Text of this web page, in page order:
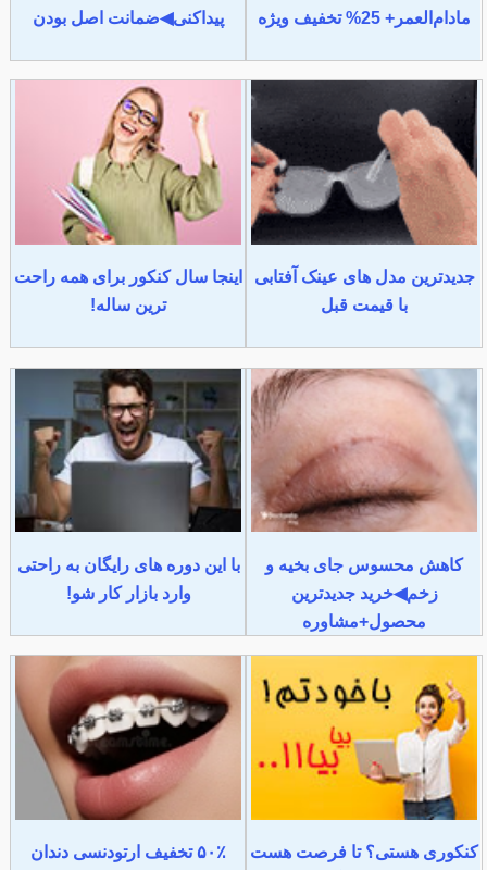
مادام‌العمر+ 25% تخفیف ویژه
پیداکنی◀ضمانت اصل بودن
جدیدترین مدل های عینک آفتابی
با قیمت قبل
اینجا سال کنکور برای همه راحت
ترین ساله!
کاهش محسوس جای بخیه و
زخم◀خرید جدیدترین
محصول+مشاوره
با این دوره های رایگان به راحتی
وارد بازار کار شو!
کنکوری هستی؟ تا فرصت هست
۵۰٪ تخفیف ارتودنسی دندان